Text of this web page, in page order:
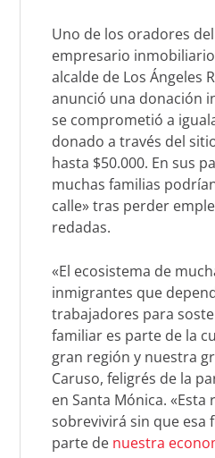
Uno de los oradores
empresario
alcalde de Los Ángeles
anunció una donación
se comprometió a
donado a través del
hasta $50.000. En sus
muchas familias
calle» tras perder
redadas.
«El ecosistema de
inmigrantes que
trabajadores para
familiar es parte de la
gran región y nuestra
Caruso, feligrés de la
en Santa Mónica. «Esta
sobrevivirá sin que esa
parte de nuestra